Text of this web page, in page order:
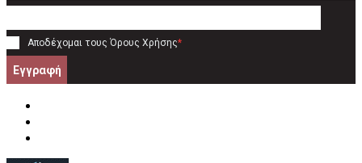
Αποδέχομαι τους Όρους Χρήσης*
Εγγραφή